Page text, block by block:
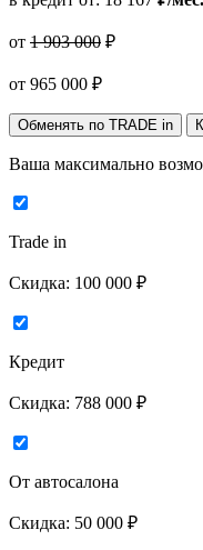
от 1 903 000 ₽
от 965 000 ₽
Обменять по TRADE in
Ваша максимально
Trade in
Скидка: 100 000 ₽
Кредит
Скидка: 788 000 ₽
От автосалона
Скидка: 50 000 ₽